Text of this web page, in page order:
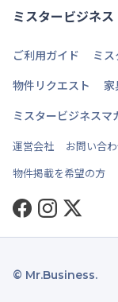
ミスタービジネス
ご利用ガイド
ミ
物件リクエスト
ミスタービジネスマ
運営会社 お問い合
物件掲載を希望の方
Facebook
Instagram
Twitter
© Mr.Business.